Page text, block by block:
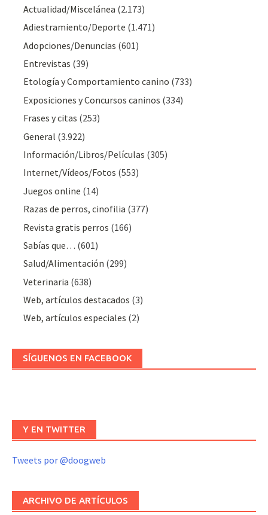
Actualidad/Miscelánea (2.173)
Adiestramiento/Deporte (1.471)
Adopciones/Denuncias (601)
Entrevistas (39)
Etología y Comportamiento canino (733)
Exposiciones y Concursos caninos (334)
Frases y citas (253)
General (3.922)
Información/Libros/Películas (305)
Internet/Vídeos/Fotos (553)
Juegos online (14)
Razas de perros, cinofilia (377)
Revista gratis perros (166)
Sabías que… (601)
Salud/Alimentación (299)
Veterinaria (638)
Web, artículos destacados (3)
Web, artículos especiales (2)
SÍGUENOS EN FACEBOOK
Y EN TWITTER
Tweets por @doogweb
ARCHIVO DE ARTÍCULOS